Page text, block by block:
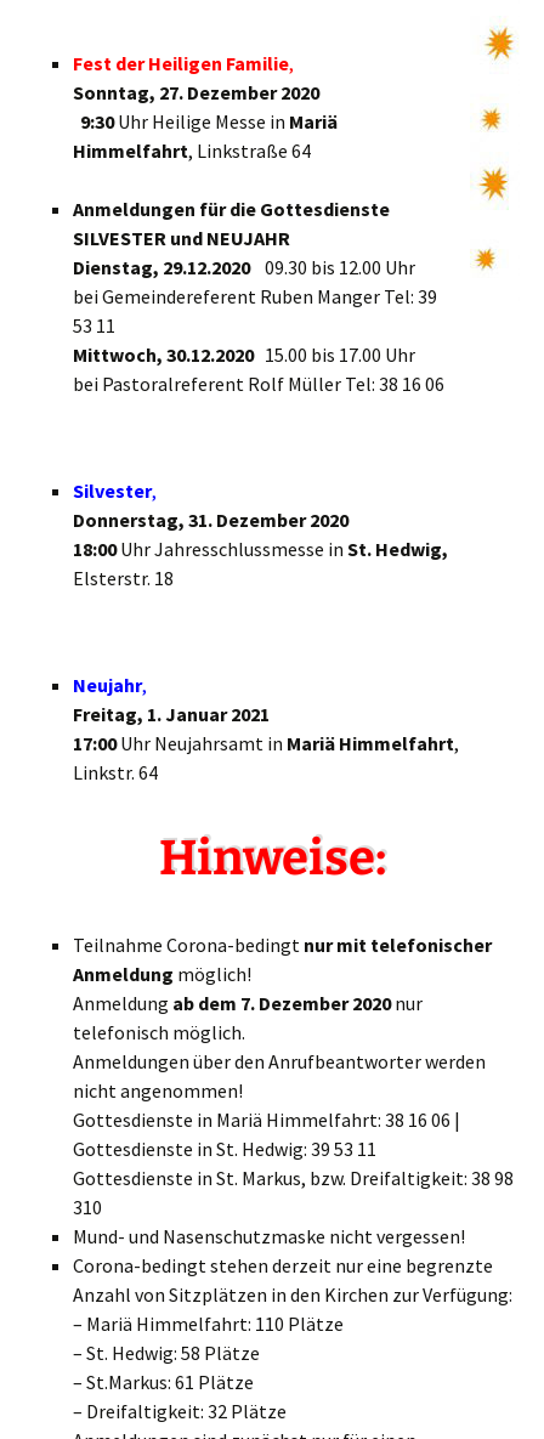
Fest der Heiligen Familie,
Sonntag, 27. Dezember 2020
9:30Uhr Heilige Messe in Mariä
Himmelfahrt, Linkstraße 64
Anmeldungen für die Gottesdienste
SILVESTER und NEUJAHR
Dienstag, 29.12.202009.30 bis 12.00 Uhr
bei Gemeindereferent Ruben Manger Tel: 39
53 11
Mittwoch, 30.12.202015.00 bis 17.00 Uhr
bei Pastoralreferent Rolf Müller Tel: 38 16 06
Silvester,
Donnerstag, 31. Dezember 2020
18:00Uhr Jahresschlussmesse in St. Hedwig,
Elsterstr. 18
Neujahr,
Freitag, 1. Januar 2021
17:00Uhr Neujahrsamt in Mariä Himmelfahrt,
Linkstr. 64
Hinweise:
Teilnahme Corona-bedingt nur mit telefonischer
Anmeldung möglich!
Anmeldung ab dem 7. Dezember 2020nur
telefonisch möglich.
Anmeldungen über den Anrufbeantworter werden
nicht angenommen!
Gottesdienste in Mariä Himmelfahrt: 38 16 06 |
Gottesdienste in St. Hedwig: 39 53 11
Gottesdienste in St. Markus, bzw. Dreifaltigkeit: 38 98
310
Mund- und Nasenschutzmaske nicht vergessen!
Corona-bedingt stehen derzeit nur eine begrenzte
Anzahl von Sitzplätzen in den Kirchen zur Verfügung:
– Mariä Himmelfahrt: 110 Plätze
– St. Hedwig: 58 Plätze
– St.Markus: 61 Plätze
– Dreifaltigkeit: 32 Plätze